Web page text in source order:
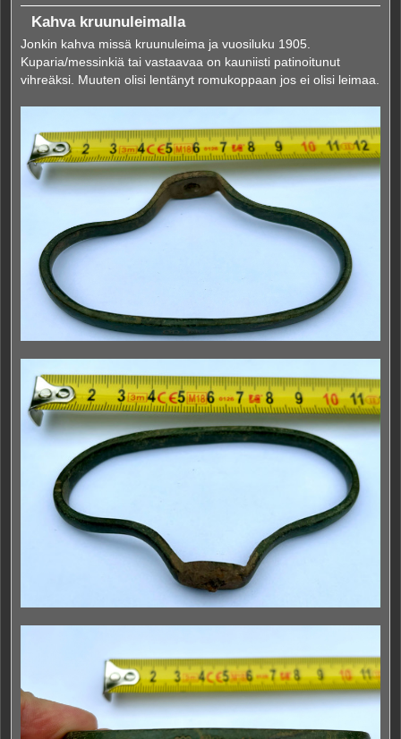
Kahva kruunuleimalla
Jonkin kahva missä kruunuleima ja vuosiluku 1905.
Kuparia/messinkiä tai vastaavaa on kauniisti patinoitunut
vihreäksi. Muuten olisi lentänyt romukoppaan jos ei olisi leimaa.